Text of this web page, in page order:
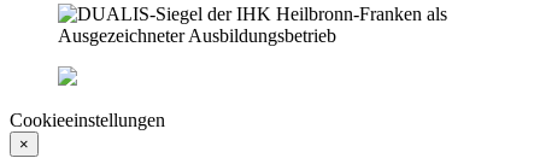
Cookieeinstellungen
×